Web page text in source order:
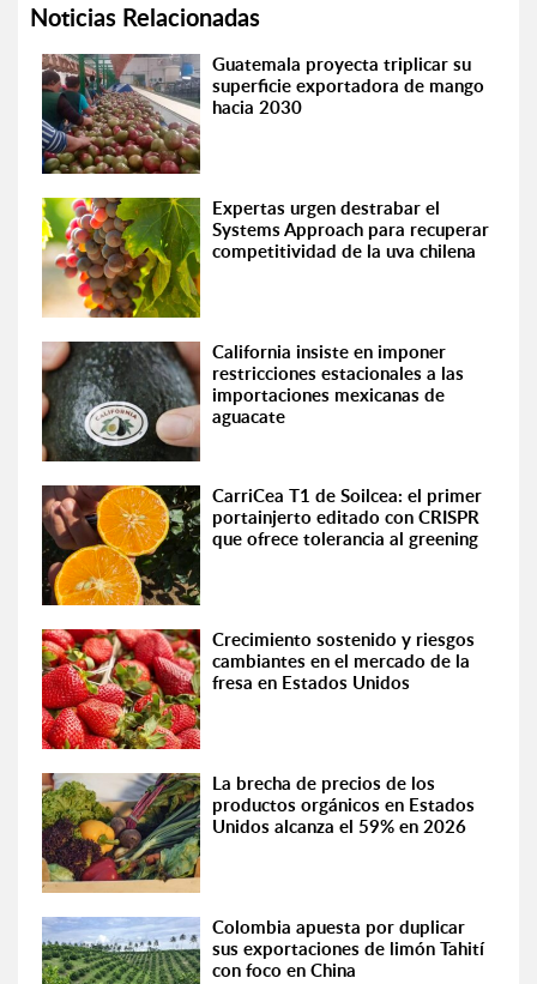
Noticias Relacionadas
Guatemala proyecta triplicar su
superficie exportadora de mango
hacia 2030
Expertas urgen destrabar el
Systems Approach para recuperar
competitividad de la uva chilena
California insiste en imponer
restricciones estacionales a las
importaciones mexicanas de
aguacate
CarriCea T1 de Soilcea: el primer
portainjerto editado con CRISPR
que ofrece tolerancia al greening
Crecimiento sostenido y riesgos
cambiantes en el mercado de la
fresa en Estados Unidos
La brecha de precios de los
productos orgánicos en Estados
Unidos alcanza el 59% en 2026
Colombia apuesta por duplicar
sus exportaciones de limón Tahití
con foco en China